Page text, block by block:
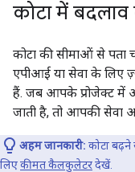
कोटा में बदलाव
कोटा की सीमाओं से पता
एपीआई या सेवा के लिए
हैं. जब आपके प्रोजेक्ट में
जाती है, तो आपकी सेवा
अहम जानकारी: कोटा
लिएकीमत कैलकुलेटरदेखें.